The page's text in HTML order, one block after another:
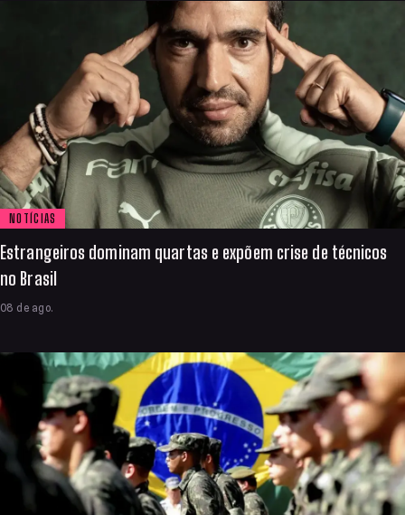
NOTÍCIAS
Estrangeiros dominam quartas e expõem crise de técnicos
no Brasil
08 de ago.